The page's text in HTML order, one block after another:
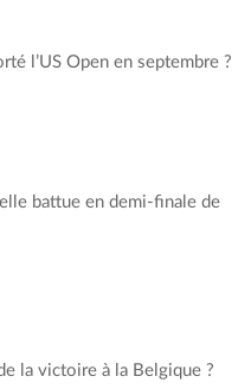
l’US Open en septembre ?
Djokovic</span>
battue en demi-finale de
span>
la victoire à la Belgique ?